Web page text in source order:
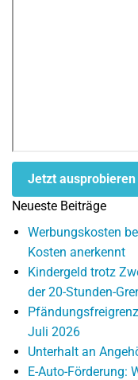
Jetzt ausprobieren
Neueste Beiträge
Werbungskosten
Kosten anerkennt
Kindergeld trotz
der 20-Stunden-
Juli 2026
Unterhalt an
E-Auto-Förderung: